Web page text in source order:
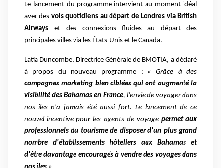
Le lancement du programme intervient au moment idéal
avec des vols quotidiens au départ de Londres via British
Airways et des connexions fluides au départ des
principales villes via les États-Unis et le Canada.
Latia Duncombe, Directrice Générale de BMOTIA, a déclaré
à propos du nouveau programme : « Grâce à des
campagnes marketing bien ciblées qui ont augmenté la
visibilité des Bahamas en France, l’envie de voyager dans
nos îles n'a jamais été aussi fort. Le lancement de ce
nouvel incentive pour les agents de voyage permet aux
professionnels du tourisme de disposer d'un plus grand
nombre d'établissements hôteliers aux Bahamas et
d'être davantage encouragés à vendre des voyages dans